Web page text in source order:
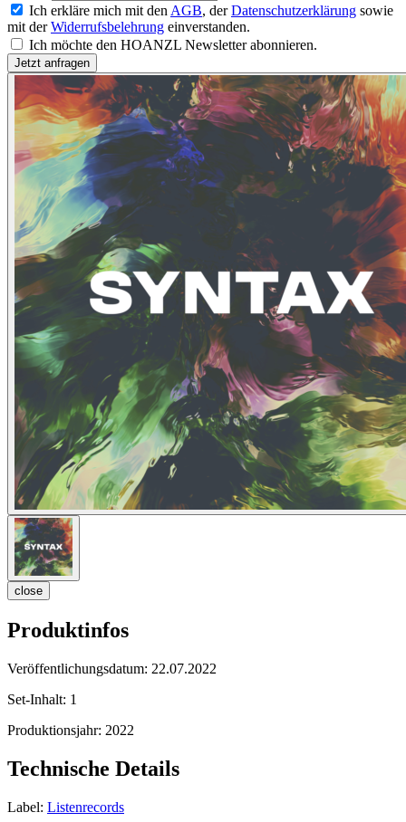
Ich erkläre mich mit den AGB, derDatenschutzerklärung sowie
mit derWiderrufsbelehrung einverstanden.
Ich möchte den HOANZL Newsletter abonnieren.
close
Produktinfos
Veröffentlichungsdatum: 22.07.2022
Set-Inhalt: 1
Produktionsjahr: 2022
Technische Details
Label: Listenrecords